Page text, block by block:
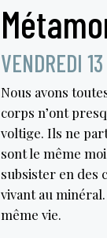
VENDREDI
Nous avons
corps n’ont
voltige. Ils ne
sont le même
subsister en des
vivant au
même vie.